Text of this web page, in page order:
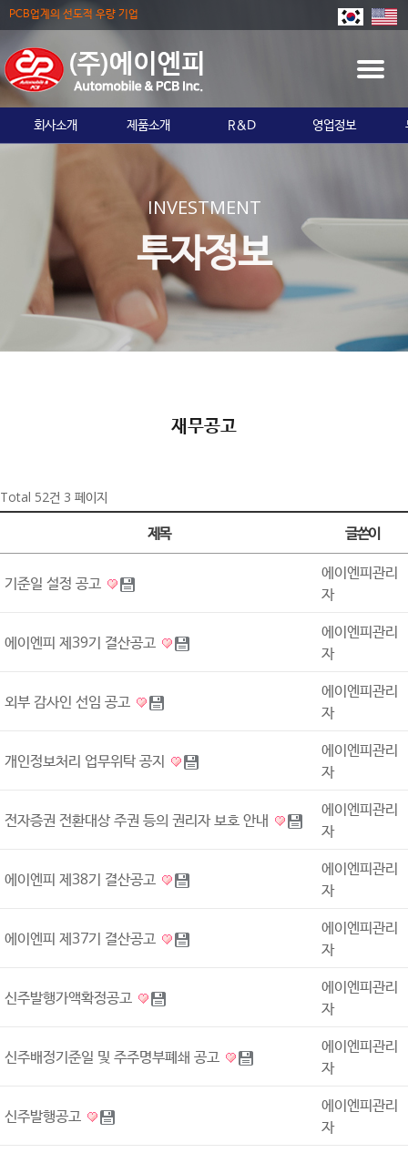
PCB업계의 선도적 우량 기업
T
G
L
G
O
회사소개 제품소개 R&D 영업정보
INVESTMENT
투자정보
재무공고
Total 52건 3 페이지
제목 글쓴이
기준일 설정 공고
에이엔피관리
자
에이엔피 제39기 결산공고
에이엔피관리
자
외부 감사인 선임 공고
에이엔피관리
자
개인정보처리 업무위탁 공지
에이엔피관리
자
전자증권 전환대상 주권 등의 권리자 보호 안내
에이엔피관리
자
에이엔피 제38기 결산공고
에이엔피관리
자
에이엔피 제37기 결산공고
에이엔피관리
자
신주발행가액확정공고
에이엔피관리
자
신주배정기준일 및 주주명부폐쇄 공고
에이엔피관리
자
신주발행공고
에이엔피관리
자